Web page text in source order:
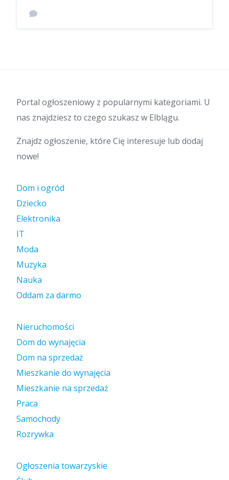
Portal ogłoszeniowy z popularnymi kategoriami. U
nas znajdziesz to czego szukasz w Elblągu.
Znajdz ogłoszenie, które Cię interesuje lub dodaj
nowe!
Dom i ogród
Dziecko
Elektronika
IT
Moda
Muzyka
Nauka
Oddam za darmo
Nieruchomości
Dom do wynajęcia
Dom na sprzedaż
Mieszkanie do wynajęcia
Mieszkanie na sprzedaż
Praca
Samochody
Rozrywka
Ogłoszenia towarzyskie